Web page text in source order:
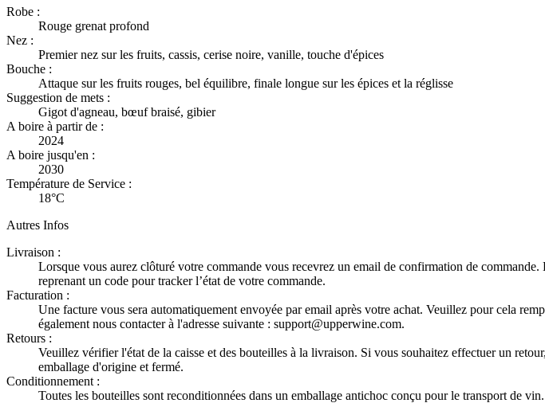
Robe :
Rouge grenat profond
Nez :
Premier nez sur les fruits, cassis, cerise noire, vanille, touche d'épices
Bouche :
Attaque sur les fruits rouges, bel équilibre, finale longue sur les épices et la réglisse
Suggestion de mets :
Gigot d'agneau, bœuf braisé, gibier
A boire à partir de :
2024
A boire jusqu'en :
2030
Température de Service :
18°C
Autres Infos
Livraison :
Lorsque vous aurez clôturé votre commande vous recevrez un email de confirmation de
reprenant un code pour tracker l’état de votre commande.
Facturation :
Une facture vous sera automatiquement envoyée par email après votre achat. Veuillez pour cela
également nous contacter à l'adresse suivante : support@upperwine.com.
Retours :
Veuillez vérifier l'état de la caisse et des bouteilles à la livraison. Si vous souhaitez effectuer un
emballage d'origine et fermé.
Conditionnement :
Toutes les bouteilles sont reconditionnées dans un emballage antichoc conçu pour le transport de vin.